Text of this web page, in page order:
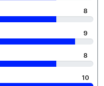
8
9
8
10